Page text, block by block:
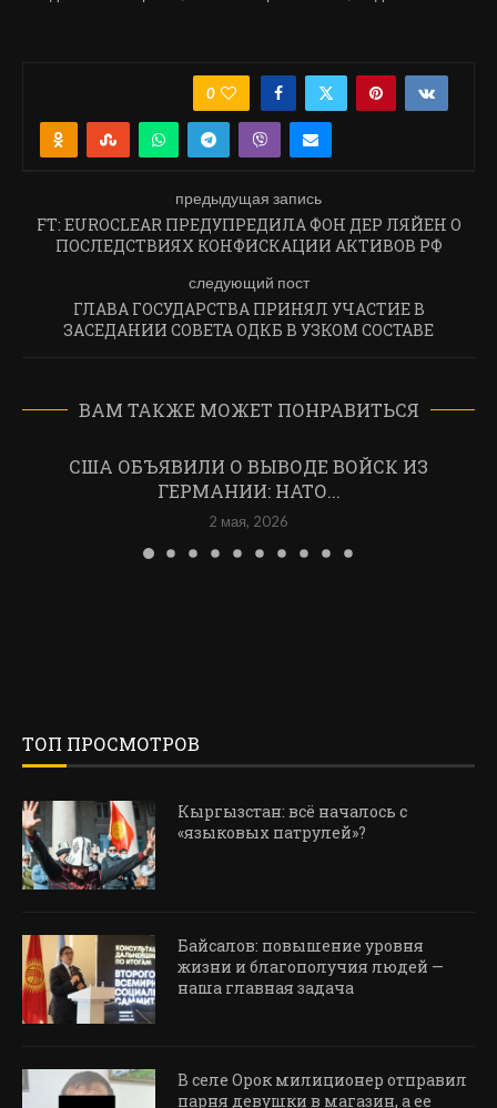
0
предыдущая запись
FT: EUROCLEAR ПРЕДУПРЕДИЛА ФОН ДЕР ЛЯЙЕН О
ПОСЛЕДСТВИЯХ КОНФИСКАЦИИ АКТИВОВ РФ
следующий пост
ГЛАВА ГОСУДАРСТВА ПРИНЯЛ УЧАСТИЕ В
ЗАСЕДАНИИ СОВЕТА ОДКБ В УЗКОМ СОСТАВЕ
ВАМ ТАКЖЕ МОЖЕТ ПОНРАВИТЬСЯ
США ОБЪЯВИЛИ О ВЫВОДЕ ВОЙСК ИЗ
ГЕРМАНИИ: НАТО...
2 мая, 2026
ТОП ПРОСМОТРОВ
Кыргызстан: всё началось с
«языковых патрулей»?
Байсалов: повышение уровня
жизни и благополучия людей —
наша главная задача
В селе Орок милиционер отправил
парня девушки в магазин, а ее